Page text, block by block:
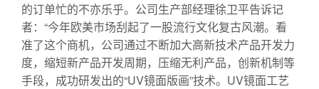
的订单忙的不亦乐乎。公司生产部经理徐卫平告诉记
者：“今年欧美市场刮起了一股流行文化复古风潮。看
准了这个商机，公司通过不断加大高新技术产品开发力
度，缩短新产品开发周期，压缩无利产品，创新机制等
手段，成功研发出的“UV镜面版画”技术。UV镜面工艺